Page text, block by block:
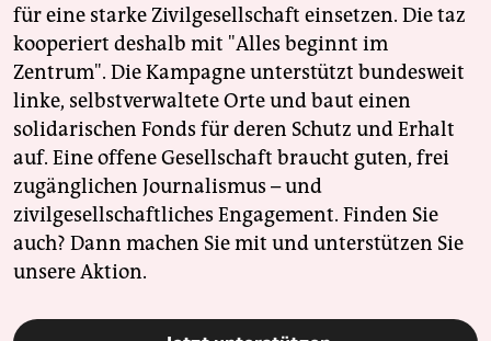
für eine starke Zivilgesellschaft einsetzen. Die taz
kooperiert deshalb mit "Alles beginnt im
Zentrum". Die Kampagne unterstützt bundesweit
linke, selbstverwaltete Orte und baut einen
solidarischen Fonds für deren Schutz und Erhalt
auf. Eine offene Gesellschaft braucht guten, frei
zugänglichen Journalismus – und
zivilgesellschaftliches Engagement. Finden Sie
auch? Dann machen Sie mit und unterstützen Sie
unsere Aktion.